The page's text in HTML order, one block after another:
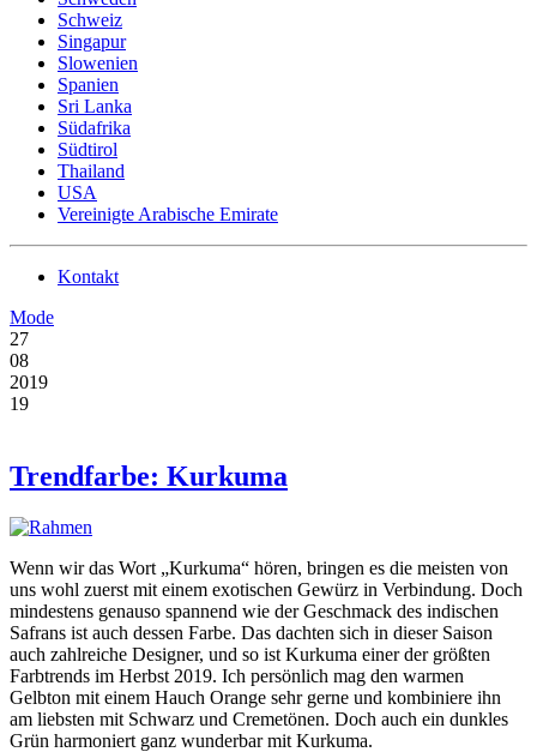
Schweiz
Singapur
Slowenien
Spanien
Sri Lanka
Südafrika
Südtirol
Thailand
USA
Vereinigte Arabische Emirate
Kontakt
Mode
27
08
2019
19
Trendfarbe: Kurkuma
Wenn wir das Wort „Kurkuma“ hören, bringen es die meisten von
uns wohl zuerst mit einem exotischen Gewürz in Verbindung. Doch
mindestens genauso spannend wie der Geschmack des indischen
Safrans ist auch dessen Farbe. Das dachten sich in dieser Saison
auch zahlreiche Designer, und so ist Kurkuma einer der größten
Farbtrends im Herbst 2019. Ich persönlich mag den warmen
Gelbton mit einem Hauch Orange sehr gerne und kombiniere ihn
am liebsten mit Schwarz und Cremetönen. Doch auch ein dunkles
Grün harmoniert ganz wunderbar mit Kurkuma.